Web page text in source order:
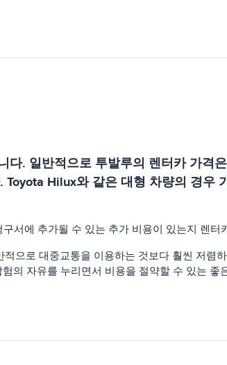
. 일반적으로 투발루의 렌터카 가격
Hilux와 같은 대형 차량의 경우
서에 추가될 수 있는 추가 비용이 있는지 렌터
으로 대중교통을 이용하는 것보다 훨씬 저렴
의 자유를 누리면서 비용을 절약할 수 있는 좋